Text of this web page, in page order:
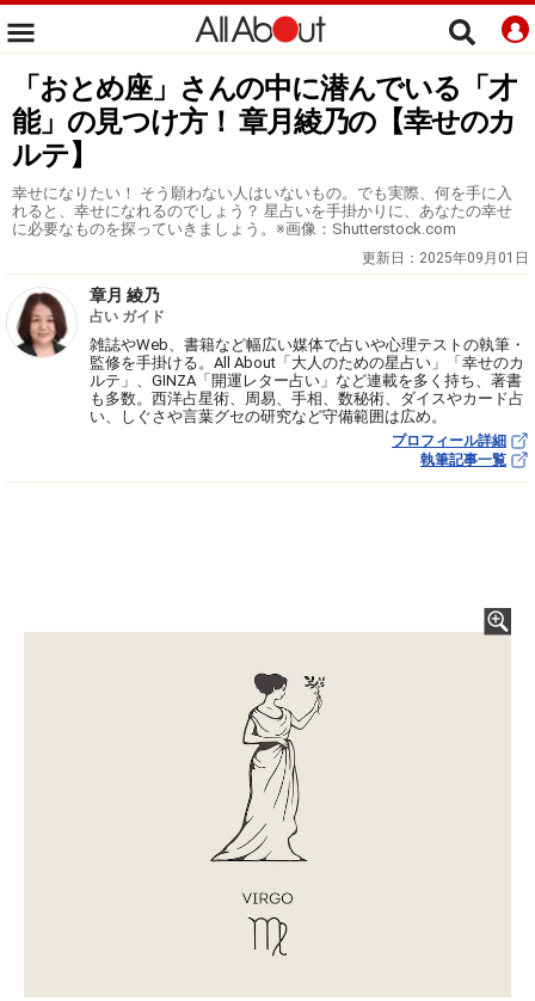
「おとめ座」さんの中に潜んでいる「才
能」の見つけ方！ 章月綾乃の【幸せのカ
ルテ】
幸せになりたい！ そう願わない人はいないもの。でも実際、何を手に入
れると、幸せになれるのでしょう？ 星占いを手掛かりに、あなたの幸せ
に必要なものを探っていきましょう。※画像：Shutterstock.com
更新日： 2025年09月01日
章月 綾乃
占い ガイド
雑誌やWeb、書籍など幅広い媒体で占いや心理テストの執筆・
監修を手掛ける。All About「大人のための星占い」「幸せのカ
ルテ」、GINZA「開運レター占い」など連載を多く持ち、著書
も多数。西洋占星術、周易、手相、数秘術、ダイスやカード占
い、しぐさや言葉グセの研究など守備範囲は広め。
プロフィール詳細
執筆記事一覧